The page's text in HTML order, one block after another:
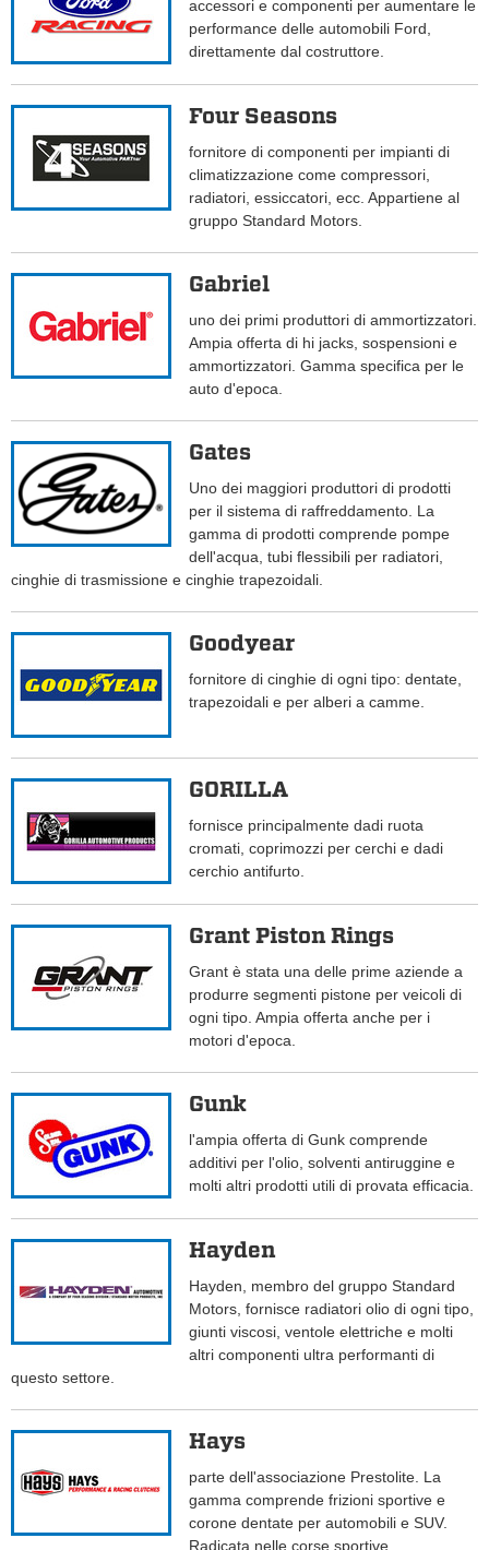
accessori e componenti per aumentare le
performance delle automobili Ford,
direttamente dal costruttore.
Four Seasons
fornitore di componenti per impianti di
climatizzazione come compressori,
radiatori, essiccatori, ecc. Appartiene al
gruppo Standard Motors.
Gabriel
uno dei primi produttori di ammortizzatori.
Ampia offerta di hi jacks, sospensioni e
ammortizzatori. Gamma specifica per le
auto d'epoca.
Gates
Uno dei maggiori produttori di prodotti
per il sistema di raffreddamento. La
gamma di prodotti comprende pompe
dell'acqua, tubi flessibili per radiatori,
cinghie di trasmissione e cinghie trapezoidali.
Goodyear
fornitore di cinghie di ogni tipo: dentate,
trapezoidali e per alberi a camme.
GORILLA
fornisce principalmente dadi ruota
cromati, coprimozzi per cerchi e dadi
cerchio antifurto.
Grant Piston Rings
Grant è stata una delle prime aziende a
produrre segmenti pistone per veicoli di
ogni tipo. Ampia offerta anche per i
motori d'epoca.
Gunk
l'ampia offerta di Gunk comprende
additivi per l'olio, solventi antiruggine e
molti altri prodotti utili di provata efficacia.
Hayden
Hayden, membro del gruppo Standard
Motors, fornisce radiatori olio di ogni tipo,
giunti viscosi, ventole elettriche e molti
altri componenti ultra performanti di
questo settore.
Hays
parte dell'associazione Prestolite. La
gamma comprende frizioni sportive e
corone dentate per automobili e SUV.
Radicata nelle corse sportive.